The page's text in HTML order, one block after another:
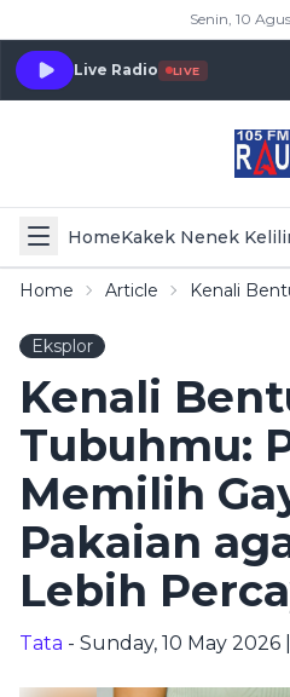
Senin, 10
Live Radio LIVE
HomeKakek Nenek
Home Article Kenali
Eksplor
Kenali
Tubuhmu:
Memilih
Pakaian
Lebih
Tata - Sunday, 10 May 2026